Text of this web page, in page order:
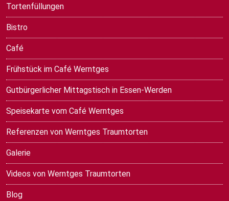
Tortenfüllungen
Bistro
Café
Frühstück im Café Werntges
Gutbürgerlicher Mittagstisch in Essen-Werden
Speisekarte vom Café Werntges
Referenzen von Werntges Traumtorten
Galerie
Videos von Werntges Traumtorten
Blog